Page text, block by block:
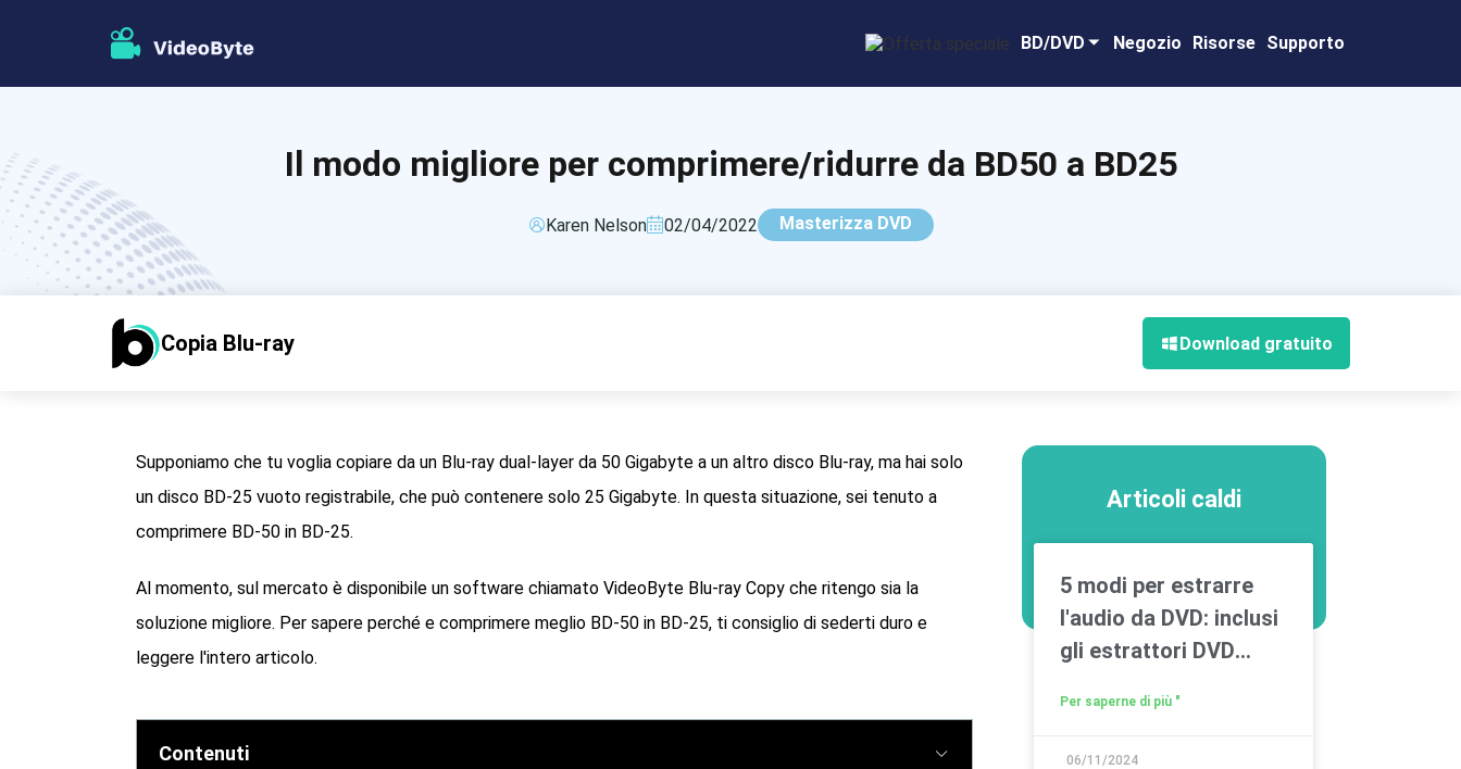
BD/DVD Negozio Risorse Supporto
Il modo migliore per comprimere/ridurre da BD50 a BD25
Karen Nelson 02/04/2022 Masterizza DVD
Copia Blu-ray Download gratuito
Supponiamo che tu voglia copiare da un Blu-ray dual-layer da 50 Gigabyte a un altro disco Blu-ray, ma hai solo
un disco BD-25 vuoto registrabile, che può contenere solo 25 Gigabyte. In questa situazione, sei tenuto a
comprimere BD-50 in BD-25.
Al momento, sul mercato è disponibile un software chiamato VideoByte Blu-ray Copy che ritengo sia la
soluzione migliore. Per sapere perché e comprimere meglio BD-50 in BD-25, ti consiglio di sederti duro e
leggere l'intero articolo.
Contenuti
Articoli caldi
5 modi per estrarre
l'audio da DVD: inclusi
gli estrattori DVD
Per saperne di più "
06/11/2024